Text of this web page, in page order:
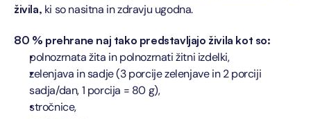
živila, ki so nasitna in zdravju ugodna.
80 % prehrane naj tako predstavljajo živila kot so:
polnozrnata žita in polnozrnati žitni izdelki,
zelenjava in sadje (3 porcije zelenjave in 2 porciji
sadja/dan, 1 porcija = 80 g),
stročnice,